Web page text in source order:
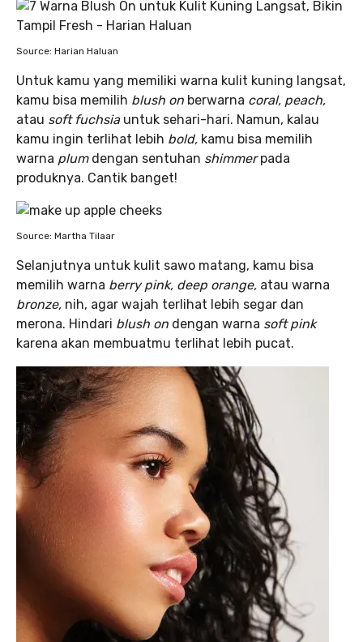
Source: Harian Haluan
Untuk kamu yang memiliki warna kulit kuning langsat,
kamu bisa memilih blush on berwarna coral, peach,
atau soft fuchsia untuk sehari-hari. Namun, kalau
kamu ingin terlihat lebih bold, kamu bisa memilih
warna plum dengan sentuhan shimmerpada
produknya. Cantik banget!
Source: Martha Tilaar
Selanjutnya untuk kulit sawo matang, kamu bisa
memilih warna berry pink, deep orange, atau warna
bronze, nih, agar wajah terlihat lebih segar dan
merona. Hindari blush on dengan warna soft pink
karena akan membuatmu terlihat lebih pucat.